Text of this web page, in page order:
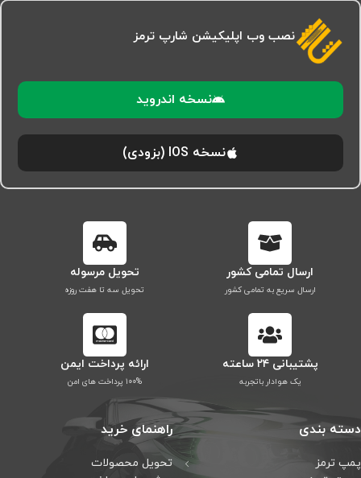
نصب وب اپلیکیشن شارپ ترمز
نسخه اندروید
نسخه IOS (بزودی)
ارسال تمامی کشور
ارسال سریع به تمامی کشور
تحویل مرسوله
تحویل سه تا هفت روزه
پشتیبانی ۲۴ ساعته
یک هوادار باتجربه
ارائه پرداخت ایمن
۱۰۰% پرداخت های امن
دسته بندی
پمپ ترمز
راهنمای خرید
تحویل محصولات